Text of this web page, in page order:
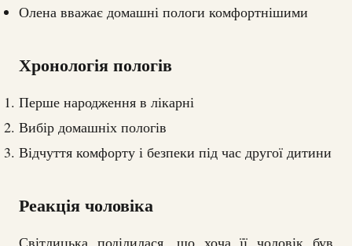
Олена вважає домашні пологи комфортнішими
Хронологія пологів
Перше народження в лікарні
Вибір домашніх пологів
Відчуття комфорту і безпеки під час другої дитини
Реакція чоловіка